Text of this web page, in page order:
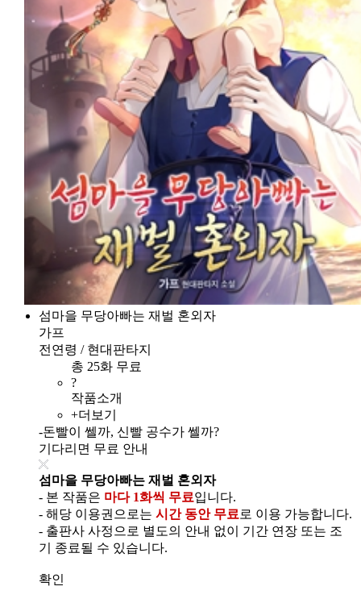
섬마을 무당아빠는 재벌 혼외자
가프
전연령 / 현대판타지
총 25화 무료
?
작품소개
+더보기
-돈빨이 쎌까, 신빨 공수가 쎌까?
기다리면 무료 안내
섬마을 무당아빠는 재벌 혼외자
- 본 작품은 마다 1화씩 무료입니다.
- 해당 이용권으로는 시간 동안 무료 로 이용 가능합니다.
- 출판사 사정으로 별도의 안내 없이 기간 연장 또는 조
기 종료될 수 있습니다.
확인